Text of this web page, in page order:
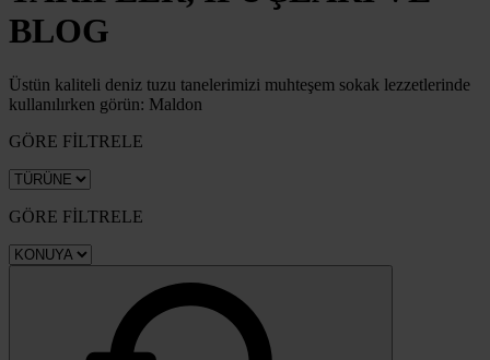
BLOG
Üstün kaliteli deniz tuzu tanelerimizi muhteşem sokak lezzetlerinde
kullanılırken görün: Maldon
GÖRE FİLTRELE
GÖRE FİLTRELE